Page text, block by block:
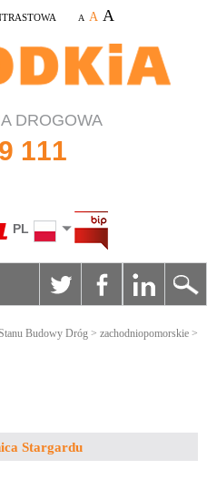
A A A
DROGOWA
111
PL
Budowy Dróg > zachodniopomorskie >
Stargardu